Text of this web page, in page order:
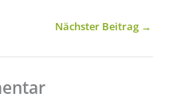
Nächster Beitrag →